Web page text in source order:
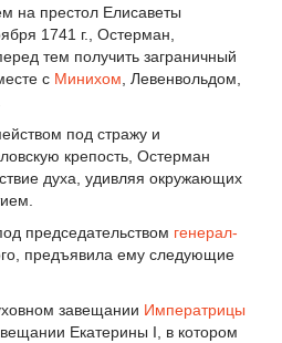
на престол Елисаветы
1741 г., Остерман,
тем получить заграничный
с Минихом , Левенвольдом,
под стражу и
крепость, Остерман
духа, удивляя окружающих
председательством генерал-
предъявила ему следующие
завещании Императрицы
Екатерины I, в котором